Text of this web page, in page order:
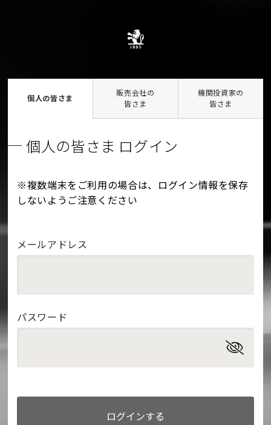
個人の皆さま
販売会社の
皆さま
機関投資家の
皆さま
個人の皆さま ログイン
※複数端末をご利用の場合は、ログイン情報を保存
しないようご注意ください
メールアドレス
パスワード
ログインする